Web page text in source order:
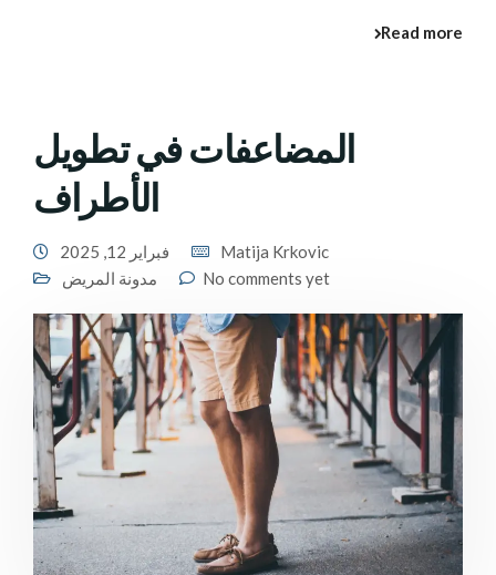
Read more
المضاعفات في تطويل
الأطراف
فبراير 12, 2025
Matija Krkovic
مدونة المريض
No comments yet